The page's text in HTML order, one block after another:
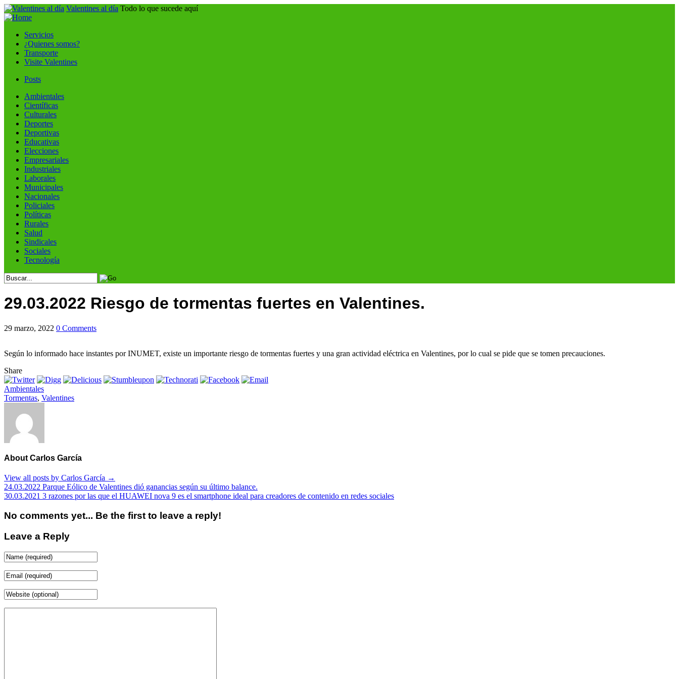
Valentines al día Todo lo que sucede aquí
Servicios
¿Quienes somos?
Transporte
Visite Valentines
Posts
Ambientales
Científicas
Culturales
Deportes
Deportivas
Educativas
Elecciones
Empresariales
Industriales
Laborales
Municipales
Nacionales
Policiales
Políticas
Rurales
Salud
Sindicales
Sociales
Tecnología
29.03.2022 Riesgo de tormentas fuertes en Valentines.
29 marzo, 2022 0 Comments
Según lo informado hace instantes por INUMET, existe un importante riesgo de tormentas fuertes y una gran actividad eléctrica en Valentines, por lo cual se pide que se tomen precauciones.
Share
Ambientales
Tormentas, Valentines
About Carlos García
View all posts by Carlos García →
24.03.2022 Parque Eólico de Valentines dió ganancias según su último balance.
30.03.2021 3 razones por las que el HUAWEI nova 9 es el smartphone ideal para creadores de contenido en redes sociales
No comments yet... Be the first to leave a reply!
Leave a Reply